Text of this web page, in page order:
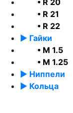
• R 20
• R 21
• R 22
► Гайки
• М 1.5
• М 1.25
► Ниппели
► Кольца